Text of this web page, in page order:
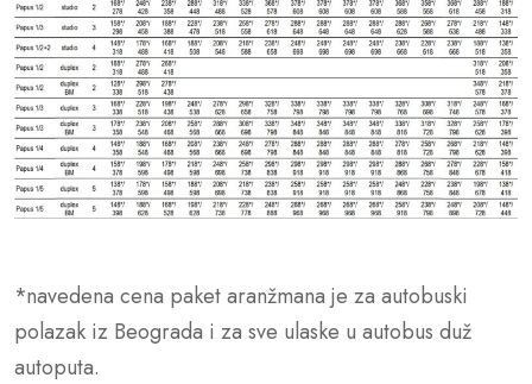
*navedena cena paket aranžmana je za autobuski
polazak iz Beograda i za sve ulaske u autobus duž
autoputa.